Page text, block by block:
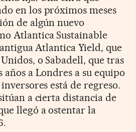
en los próximos meses
de algún nuevo
Atlantica Sustainable
Atlantica Yield, que
o Sabadell, que tras
años a Londres a su equipo
está de regreso.
a cierta distancia de
llegó a ostentar la